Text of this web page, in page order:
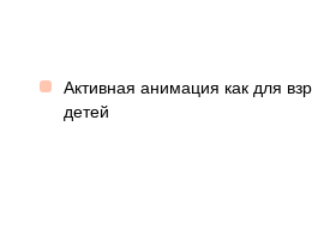
Активная анимация как для
детей